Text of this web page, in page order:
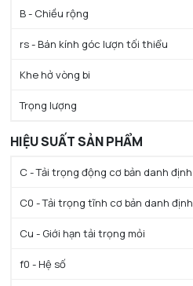
B - Chiều rộng
rs - Bán kính góc lượn tối thiểu
Khe hở vòng bi
Trọng lượng
HIỆU SUẤT SẢN PHẨM
C - Tải trọng động cơ bản danh định
C0 - Tải trọng tĩnh cơ bản danh định
Cu - Giới hạn tải trọng mỏi
f0 - Hệ số